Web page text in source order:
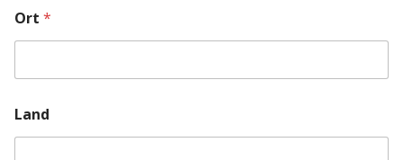
Ort *
u
f
Land